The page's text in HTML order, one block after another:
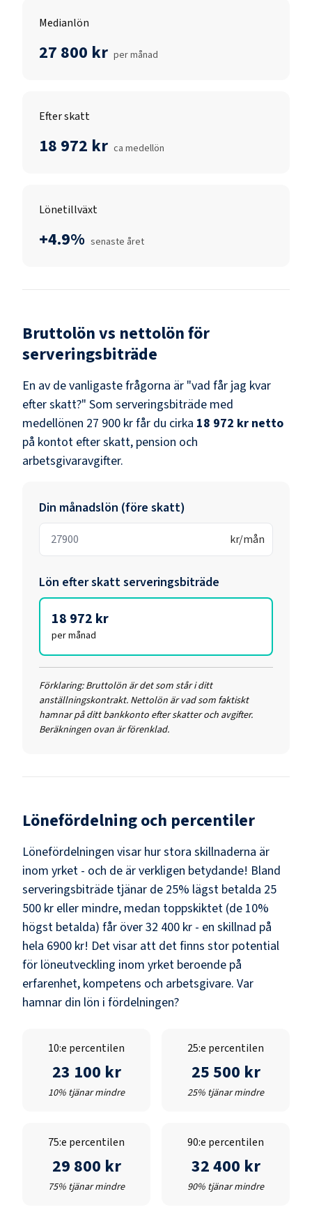
Medianlön
27 800 kr per månad
Efter skatt
18 972 kr ca medellön
Lönetillväxt
+4.9% senaste året
Bruttolön vs nettolön för
serveringsbiträde
En av de vanligaste frågorna är "vad får jag kvar
efter skatt?" Som serveringsbiträde med
medellönen 27 900 krfår du cirka 18 972 kr netto
på kontot efter skatt, pension och
arbetsgivaravgifter.
Din månadslön (före skatt)
kr/mån
Lön efter skattserveringsbiträde
18 972 kr
per månad
Förklaring: Bruttolön är det som står i ditt
anställningskontrakt. Nettolön är vad som faktiskt
hamnar på ditt bankkonto efter skatter och avgifter.
Beräkningen ovan är förenklad.
Lönefördelning och percentiler
Lönefördelningen visar hur stora skillnaderna är
inom yrket - och de är verkligen betydande! Bland
serveringsbiträde tjänar de 25% lägst betalda 25
500 kr eller mindre, medan toppskiktet (de 10%
högst betalda) får över32 400 kr - en skillnad på
hela 6900 kr! Det visar att det finns stor potential
för löneutveckling inom yrket beroende på
erfarenhet, kompetens och arbetsgivare. Var
hamnar din lön i fördelningen?
10:e percentilen
23 100 kr
10% tjänar mindre
25:e percentilen
25 500 kr
25% tjänar mindre
75:e percentilen
29 800 kr
75% tjänar mindre
90:e percentilen
32 400 kr
90% tjänar mindre